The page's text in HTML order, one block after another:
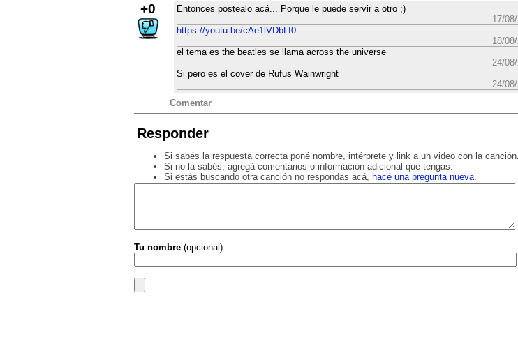
+0
Entonces postealo acá... Porque le puede servir a otro ;)
17/
https://youtu.be/cAe1lVDbLf0
18/
el tema es the beatles se llama across the universe
24/
Si pero es el cover de Rufus Wainwright
24/
Comentar
Responder
Si sabés la respuesta correcta poné nombre, intérprete y link a un video con la canción.
Si no la sabés, agregá comentarios o información adicional que tengas.
Si estás buscando otra canción no respondas acá,
hacé una pregunta nueva.
Tu nombre (opcional)